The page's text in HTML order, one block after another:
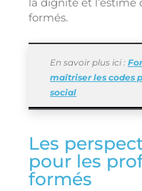
formés.
En savoir plus ici :
maîtriser les codes
social
Les
pour les
formés